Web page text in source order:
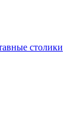
столики